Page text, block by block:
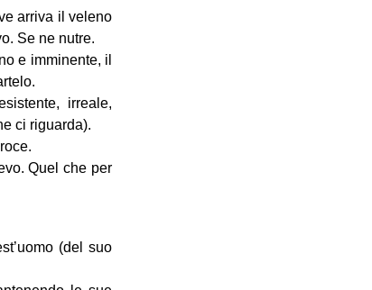
arriva il veleno
Se ne nutre.
e imminente, il
irreale,
ci riguarda).
Quel che per
(del suo